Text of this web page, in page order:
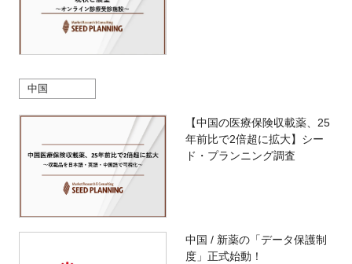
中国
【中国の医療保険収載薬、25
年前比で2倍超に拡大】シー
ド・プランニング調査
中国 / 新薬の「データ保護制
度」正式始動！